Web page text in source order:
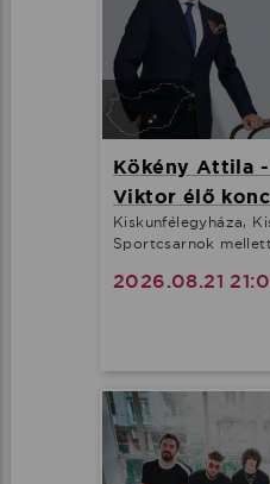
Kökény Attila -
Viktor élő
Kiskunfélegyháza,
Sportcsarnok
2026.08.21